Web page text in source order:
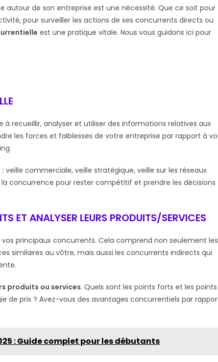
autour de son entreprise est une nécessité. Que ce soit pour
pour surveiller les actions de ses concurrents directs ou
est une pratique vitale. Nous vous guidons ici pour
à recueillir, analyser et utiliser des informations relatives aux
les forces et faiblesses de votre entreprise par rapport à
commerciale, veille stratégique, veille sur les réseaux
concurrence pour rester compétitif et prendre les décisions
ET ANALYSER LEURS PRODUITS/SERVICES
principaux concurrents. Cela comprend non seulement les
similaires au vôtre, mais aussi les concurrents indirects qui
produits ou services. Quels sont les points forts et les points
de prix ? Avez-vous des avantages concurrentiels par
: Guide complet pour les débutants